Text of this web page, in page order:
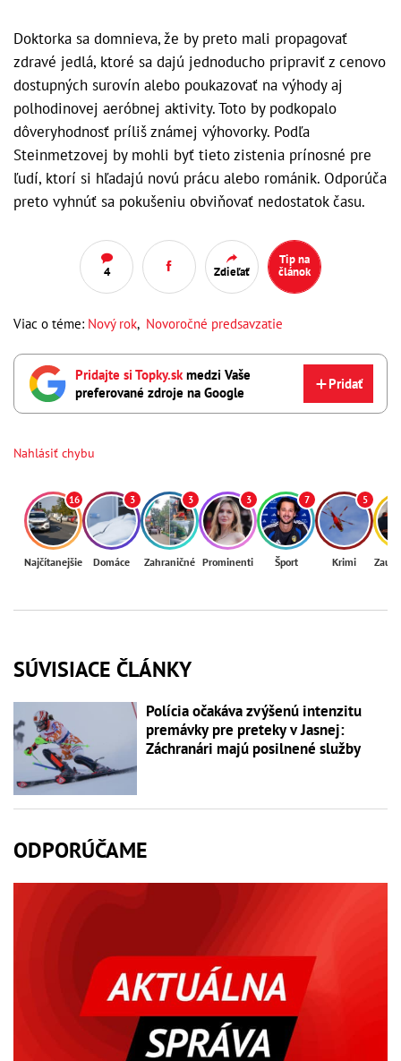
Doktorka sa domnieva, že by preto mali propagovať
zdravé jedlá, ktoré sa dajú jednoducho pripraviť z cenovo
dostupných surovín alebo poukazovať na výhody aj
polhodinovej aeróbnej aktivity. Toto by podkopalo
dôveryhodnosť príliš známej výhovorky. Podľa
Steinmetzovej by mohli byť tieto zistenia prínosné pre
ľudí, ktorí si hľadajú novú prácu alebo románik. Odporúča
preto vyhnúť sa pokušeniu obviňovať nedostatok času.
4 Zdieľať
Tip na
článok
Viac o téme: Nový rok, Novoročné predsavzatie
Pridajte si Topky.sk medzi Vaše
preferované zdroje na Google
Pridať
Nahlásiť chybu
16
Najčítanejšie
3
Domáce
3
Zahraničné
3
Prominenti
7
Šport
5
Krimi
SÚVISIACE ČLÁNKY
Polícia očakáva zvýšenú intenzitu
premávky pre preteky v Jasnej:
Záchranári majú posilnené služby
ODPORÚČAME